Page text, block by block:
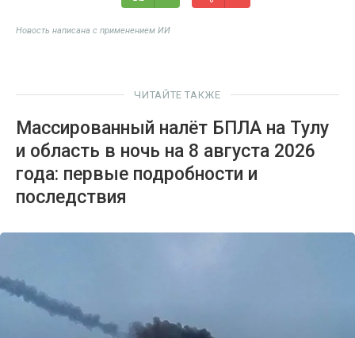
Новость написана с применением ИИ
ЧИТАЙТЕ ТАКЖЕ
Массированный налёт БПЛА на Тулу
и область в ночь на 8 августа 2026
года: первые подробности и
последствия